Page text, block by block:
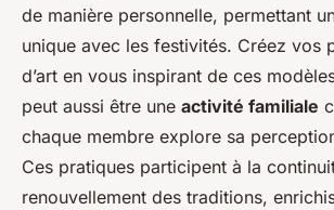
de manière personnelle, permettant
unique avec les festivités. Créez vos
d’art en vous inspirant de ces
peut aussi être une activité familiale
chaque membre explore sa
Ces pratiques participent à la
renouvellement des traditions,